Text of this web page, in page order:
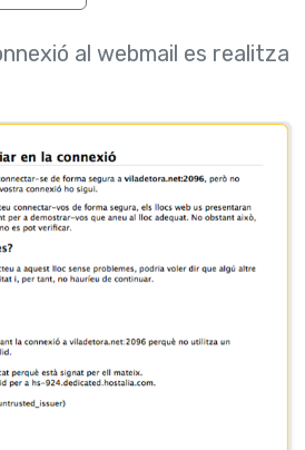
al webmail es realitza